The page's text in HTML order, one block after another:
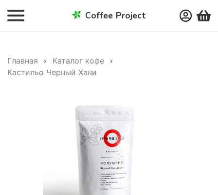
Coffee Project
Главная
Каталог кофе
Кастильо Черный Хани